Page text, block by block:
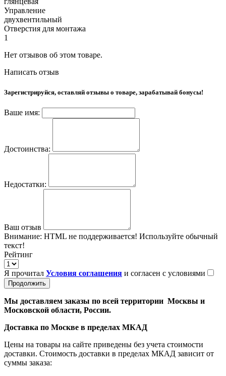
Управление
двухвентильный
Отверстия для монтажа
1
Нет отзывов об этом товаре.
Написать отзыв
Зарегистрируйся, оставляй отзывы о товаре, зарабатывай бонусы!
Ваше имя:
Достоинства:
Недостатки:
Ваш отзыв
Внимание: HTML не поддерживается! Используйте обычный
текст!
Рейтинг
Я прочитал Условия соглашения и согласен с условиями
Продолжить
Мы доставляем заказы по всей территории Москвы и
Московской области, России.
Доставка по Москве в пределах МКАД
Цены на товары на сайте приведены без учета стоимости
доставки. Стоимость доставки в пределах МКАД зависит от
суммы заказа: